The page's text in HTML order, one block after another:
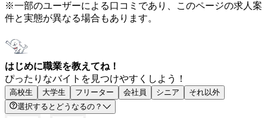
※一部のユーザーによる口コミであり、このページの求人案
件と実態が異なる場合もあります。
はじめに職業を教えてね！
ぴったりなバイトを見つけやすくしよう！
高校生 大学生 フリーター 会社員 シニア
それ以外
選択するとどうなるの？